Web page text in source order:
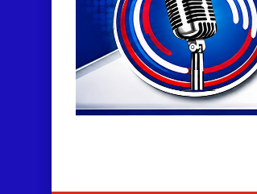
Doctora Magandys